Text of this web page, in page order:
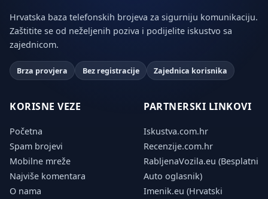
Hrvatska baza telefonskih brojeva za sigurniju komunikaciju.
Zaštitite se od neželjenih poziva i podijelite iskustvo sa
zajednicom.
Brza provjera Bez registracije Zajednica korisnika
KORISNE VEZE
Početna
Spam brojevi
Mobilne mreže
Najviše komentara
O nama
PARTNERSKI LINKOVI
Iskustva.com.hr
Recenzije.com.hr
RabljenaVozila.eu (Besplatni
Auto oglasnik)
Imenik.eu (Hrvatski